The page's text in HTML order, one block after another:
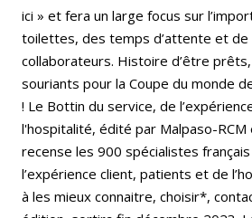
ici » et fera un large focus sur
toilettes, des temps d’attente et de
collaborateurs. Histoire d’être prêts,
souriants pour la Coupe du monde
! Le Bottin du service, de
l'hospitalité, édité par Malpaso-RCM
recense les 900 spécialistes français
l’expérience client, patients et de
à les mieux connaitre, choisir*,